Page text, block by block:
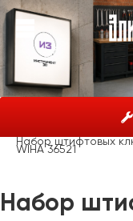
Шестигранные ключи
Набор штифтовых
WIHA 36521
Набор